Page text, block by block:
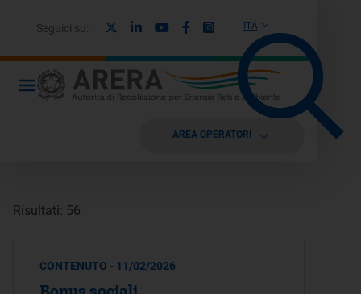
ITA
Seguici su: LinkedinYoutubeFacebook
Instagram
AREA OPERATORI
Risultati: 56
CONTENUTO - 11/02/2026